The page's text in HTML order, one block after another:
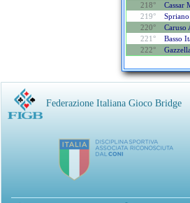
218°
Cassar
219°
220°
Caruso
221°
Basso
222°
Federazione Italiana Gioco Bridge